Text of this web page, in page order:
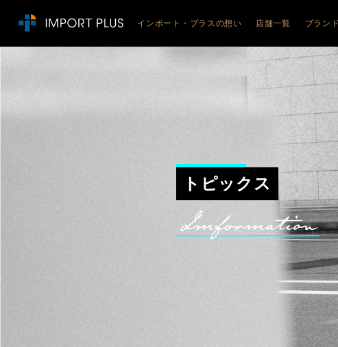
インポート・プラスの想い 店舗一覧
JEEP
ジープ札幌琴似
ジープ札幌美園
ジープ札幌清田
ジープ旭川
ジープ函館
ジープ青森
ブラン
JEEP
トピックス